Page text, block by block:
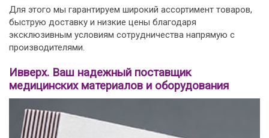
Для этого мы гарантируем широкий ассортимент товаров,
быструю доставку и низкие цены благодаря
эксклюзивным условиям сотрудничества напрямую с
производителями.
Ивверх. Ваш надежный поставщик
медицинских материалов и оборудования